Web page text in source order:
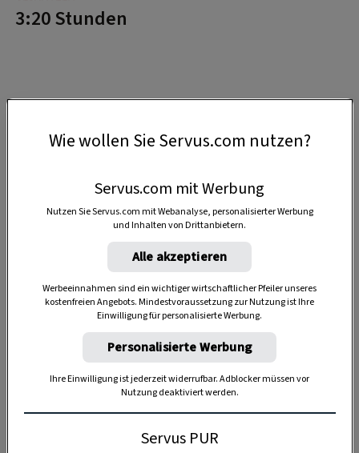
3:20 Stunden
Anzeige
Wie wollen Sie Servus.com nutzen?
Servus.com mit Werbung
Nutzen Sie Servus.com mit Webanalyse, personalisierter Werbung
und Inhalten von Drittanbietern.
Alle akzeptieren
Werbeeinnahmen sind ein wichtiger wirtschaftlicher Pfeiler unseres
kostenfreien Angebots. Mindestvoraussetzung zur Nutzung ist Ihre
Einwilligung für personalisierte Werbung.
Personalisierte Werbung
Ihre Einwilligung ist jederzeit widerrufbar. Adblocker müssen vor
Nutzung deaktiviert werden.
Servus PUR